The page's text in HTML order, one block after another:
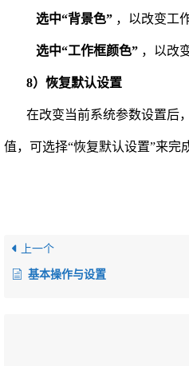
选中“背景色” ，以改变工
选中“工作框颜色” ，以改
8）恢复默认设置
在改变当前系统参数设置后
值，可选择“恢复默认设置”来完
上一个
基本操作与设置